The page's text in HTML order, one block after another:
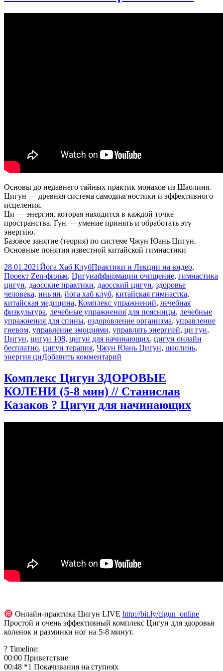
Основы до недавнего тайных практик монахов из Шаолиня.
Цигун — древняя система самодиагностики и эффективного
исцеления.
Ци — энергия, которая находится в каждой точке
пространства. Гун — умение принять и обработать эту
энергию.
Базовое занятие (теория) по системе Чжун Юань Цигун.
Основные понятия известной китайской гимнастики
Опубликовано
28.01.2021Автор
Йога Хаб КлубРубрики
Практики и Лекции на видео,
Проект Zen-фильм, ЦигунМетки
аффирмации очищение, гимнастика
цигун, даосские практики, даосский цигун, здоровье
человека, инь ян, йога хаб клуб, китайская гимнастка,
китайская медицина, Комплекс упражнений, лечебная
физкультура, лечебные упражнения для поясницы, лечебные
упражнения для спины, оздоровление организма, управление
гневом, управление эмоциями, управлять энергией, ци гун,
Цигун, цигун 108, цигун для начинающих, цигун онлайн
бесплатно, цигун терапия, Чжун Юань Цигун, шаолинь,
энергия циДобавить комментарий
Что
такое
Цигун?
понятия
Комплекс Цигун ЗДОРОВЫЕ
КОЛЕНИ (5-8 мин) // Станислав
Казаков ? Цигун для начинающих
Онлайн-практика Цигун LIVEhttp://bit.ly/cigun_online
Простой и очень эффективный комплекс Цигун для здоровья
коленок и разминки ног на 5-8 минут.
? Timeline:
00:00 Приветствие
00:48 *1 Покачивания на ступнях